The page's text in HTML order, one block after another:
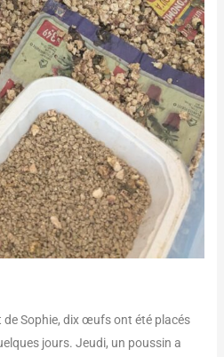
de Sophie, dix œufs ont été placés
jours. Jeudi, un poussin a